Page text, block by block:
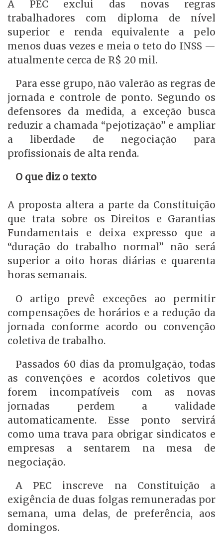
A PEC exclui das novas regras
trabalhadores com diploma de nível
superior e renda equivalente a pelo
menos duas vezes e meia o teto do INSS —
atualmente cerca de R$ 20 mil.
Para esse grupo, não valerão as regras de
jornada e controle de ponto. Segundo os
defensores da medida, a exceção busca
reduzir a chamada “pejotização” e ampliar
a liberdade de negociação para
profissionais de alta renda.
O que diz o texto
A proposta altera a parte da Constituição
que trata sobre os Direitos e Garantias
Fundamentais e deixa expresso que a
“duração do trabalho normal” não será
superior a oito horas diárias e quarenta
horas semanais.
O artigo prevê exceções ao permitir
compensações de horários e a redução da
jornada conforme acordo ou convenção
coletiva de trabalho.
Passados 60 dias da promulgação, todas
as convenções e acordos coletivos que
forem incompatíveis com as novas
jornadas perdem a validade
automaticamente. Esse ponto servirá
como uma trava para obrigar sindicatos e
empresas a sentarem na mesa de
negociação.
A PEC inscreve na Constituição a
exigência de duas folgas remuneradas por
semana, uma delas, de preferência, aos
domingos.